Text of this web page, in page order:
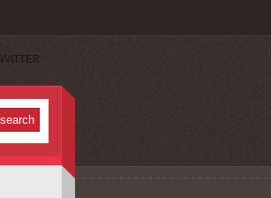
TWITTER